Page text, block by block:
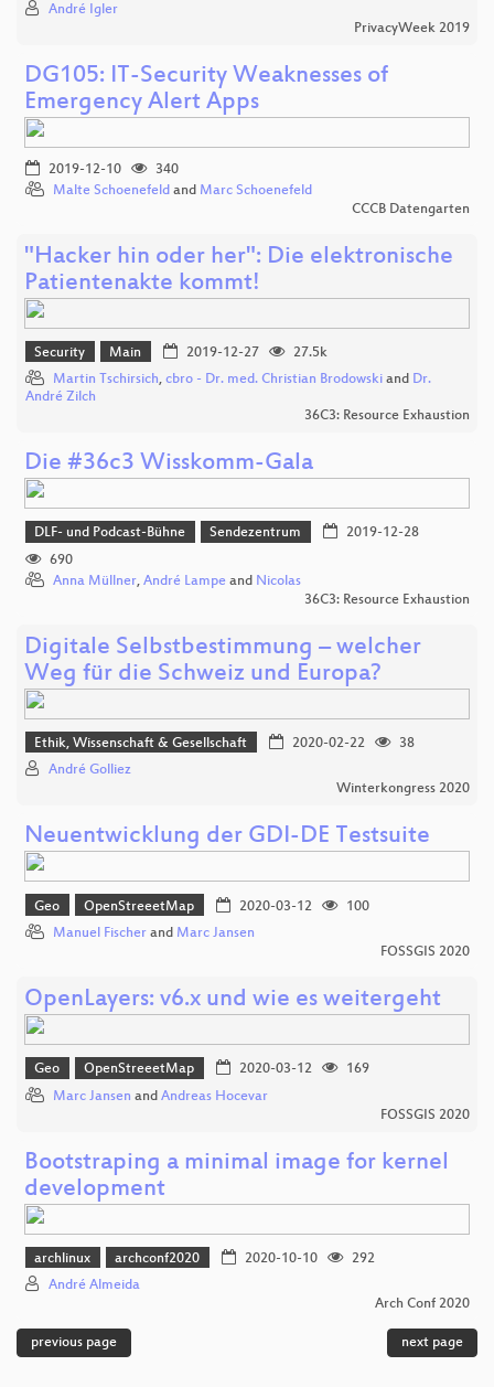
André Igler
PrivacyWeek 2019
DG105: IT-Security Weaknesses of
Emergency Alert Apps
2019-12-10
340
Malte Schoenefeld and Marc Schoenefeld
CCCB Datengarten
"Hacker hin oder her": Die elektronische
Patientenakte kommt!
Security Main 2019-12-27
27.5k
Martin Tschirsich, cbro - Dr. med. Christian Brodowski and Dr.
André Zilch
36C3: Resource Exhaustion
Die #36c3 Wisskomm-Gala
DLF- und Podcast-Bühne Sendezentrum
2019-12-28
690
Anna Müllner, André Lampe and Nicolas
36C3: Resource Exhaustion
Digitale Selbstbestimmung – welcher
Weg für die Schweiz und Europa?
Ethik, Wissenschaft & Gesellschaft 2020-02-22
38
André Golliez
Winterkongress 2020
Neuentwicklung der GDI-DE Testsuite
Geo OpenStreeetMap 2020-03-12
100
Manuel Fischer and Marc Jansen
FOSSGIS 2020
OpenLayers: v6.x und wie es weitergeht
Geo OpenStreeetMap 2020-03-12
169
Marc Jansen and Andreas Hocevar
FOSSGIS 2020
Bootstraping a minimal image for kernel
development
archlinux archconf2020 2020-10-10
292
André Almeida
Arch Conf 2020
previous page next page